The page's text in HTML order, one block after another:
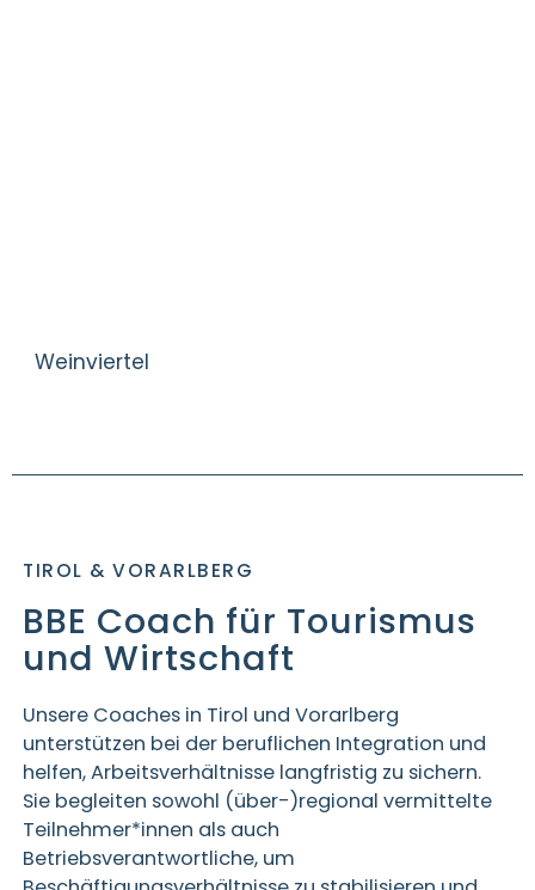
Weinviertel
TIROL & VORARLBERG
BBE Coach für Tourismus
und Wirtschaft
Unsere Coaches in Tirol und Vorarlberg
unterstützen bei der beruflichen Integration und
helfen, Arbeitsverhältnisse langfristig zu sichern.
Sie begleiten sowohl (über-)regional vermittelte
Teilnehmer*innen als auch
Betriebsverantwortliche, um